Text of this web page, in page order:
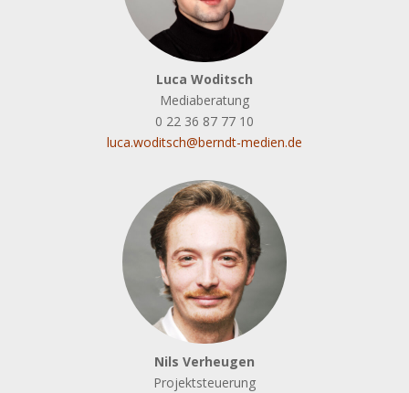
Luca Woditsch
Mediaberatung
0 22 36 87 77 10
luca.woditsch@berndt-medien.de
Nils Verheugen
Projektsteuerung